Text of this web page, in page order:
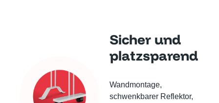
Sicher und
platzsparend
Wandmontage,
schwenkbarer Reflektor,